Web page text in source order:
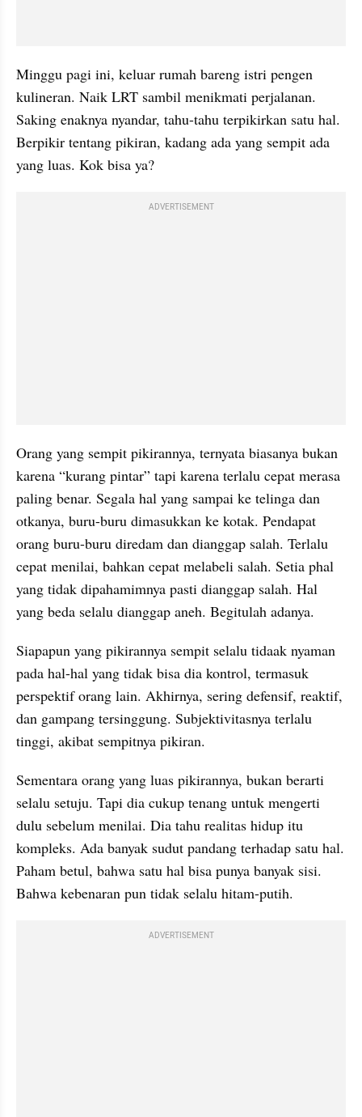
Minggu pagi ini, keluar rumah bareng istri pengen
kulineran. Naik LRT sambil menikmati perjalanan.
Saking enaknya nyandar, tahu-tahu terpikirkan satu hal.
Berpikir tentang pikiran, kadang ada yang sempit ada
yang luas. Kok bisa ya?
ADVERTISEMENT
Orang yang sempit pikirannya, ternyata biasanya bukan
karena “kurang pintar” tapi karena terlalu cepat merasa
paling benar. Segala hal yang sampai ke telinga dan
otkanya, buru-buru dimasukkan ke kotak. Pendapat
orang buru-buru diredam dan dianggap salah. Terlalu
cepat menilai, bahkan cepat melabeli salah. Setia phal
yang tidak dipahamimnya pasti dianggap salah. Hal
yang beda selalu dianggap aneh. Begitulah adanya.
Siapapun yang pikirannya sempit selalu tidaak nyaman
pada hal-hal yang tidak bisa dia kontrol, termasuk
perspektif orang lain. Akhirnya, sering defensif, reaktif,
dan gampang tersinggung. Subjektivitasnya terlalu
tinggi, akibat sempitnya pikiran.
Sementara orang yang luas pikirannya, bukan berarti
selalu setuju. Tapi dia cukup tenang untuk mengerti
dulu sebelum menilai. Dia tahu realitas hidup itu
kompleks. Ada banyak sudut pandang terhadap satu hal.
Paham betul, bahwa satu hal bisa punya banyak sisi.
Bahwa kebenaran pun tidak selalu hitam-putih.
ADVERTISEMENT